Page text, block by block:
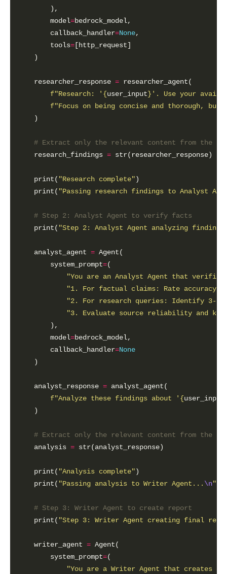
        model
=
        callback_handler
=None
        tools
=
    researcher_response
=
f"Research: ' {user_input} '. Use your
f"Focus on being concise and thorough,
# Extract only the relevant content from the
    research_findings
=
    print(
"Research complete"
    print(
"Passing research findings to Analyst
# Step 2: Analyst Agent to verify facts
    print(
"Step 2: Analyst Agent analyzing
    analyst_agent
=
        system_prompt
=
"You are an Analyst Agent that
"1. For factual claims: Rate accuracy
"2. For research queries: Identify 3-5
"3. Evaluate source reliability and
        model
=
        callback_handler
=None
    analyst_response
=
f"Analyze these findings about ' {user_input
# Extract only the relevant content from the
    analysis
=
    print(
"Analysis complete"
    print(
"Passing analysis to Writer Agent... \n"
# Step 3: Writer Agent to create report
    print(
"Step 3: Writer Agent creating final
    writer_agent
=
        system_prompt
=
"You are a Writer Agent that creates